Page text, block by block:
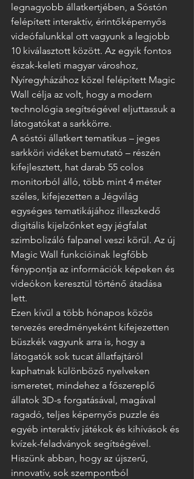
legnagyobb állatkertjében, a Sóstón
felépített interaktív, érintőképernyős
videófalunkkal ott vagyunk a legjobb
10 kiválasztott között. Az egyik fontos
észak-keleti magyar városhoz,
Nyíregyházához közel felépített Magic
Wall célja az volt, hogy a modern
technológia segítségével eljuttassuk a
látogatókat a sarkkörre.
A sóstói állatkert tematikus – jeges
sarkköri vidéket bemutató – részén
kifejlesztett, hat darab 55 colos
monitorból álló, több mint 4 méter
széles, kifejezetten a Jégvilág
egységes tematikájához illeszkedő
digitális kijelzőnket egy jégfalat
szimbolizáló falpanel veszi körül. Az új
Magic Wall funkcióinak legfőbb
fénypontja az információk képeken és
videókon keresztül történő átadása
lett.
Ezen kívül a több hónapos közös
tervezés eredményeként kifejezetten
büszkék vagyunk arra is, hogy a
látogatók sok tucat állatfajtáról
kaphatnak különböző nyelveken
ismeretet, mindehez a főszereplő
állatok 3D-s forgatásával, magával
ragadó, teljes képernyős puzzle és
egyéb interaktív játékok és kihívások és
kvízek-feladványok segítségével.
Hiszünk abban, hogy az újszerű,
innovatív, sok szempontból